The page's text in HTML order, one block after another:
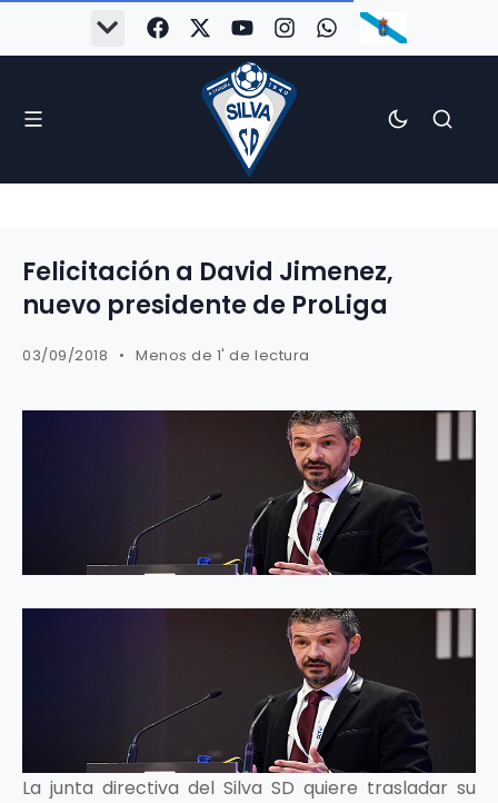
Felicitación a David Jimenez,
nuevo presidente de ProLiga
03/09/2018 Menos de 1' de lectura
La junta directiva del Silva SD quiere trasladar su